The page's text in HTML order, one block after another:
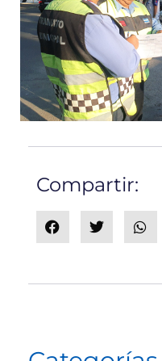
Compartir: